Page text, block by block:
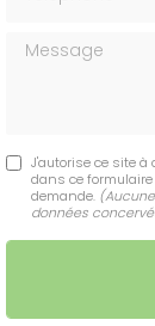
Message
J'autorise ce site
dans ce
demande.
données